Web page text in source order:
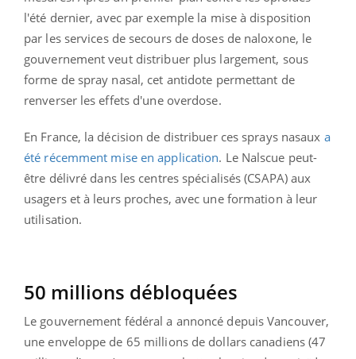
l'été dernier, avec par exemple la mise à disposition
par les services de secours de doses de naloxone, le
gouvernement veut distribuer plus largement, sous
forme de spray nasal, cet antidote permettant de
renverser les effets d'une overdose.
En France, la décision de distribuer ces sprays nasaux a
été récemment mise en application. Le Nalscue peut-
être délivré dans les centres spécialisés (CSAPA) aux
usagers et à leurs proches, avec une formation à leur
utilisation.
50 millions débloquées
Le gouvernement fédéral a annoncé depuis Vancouver,
une enveloppe de 65 millions de dollars canadiens (47